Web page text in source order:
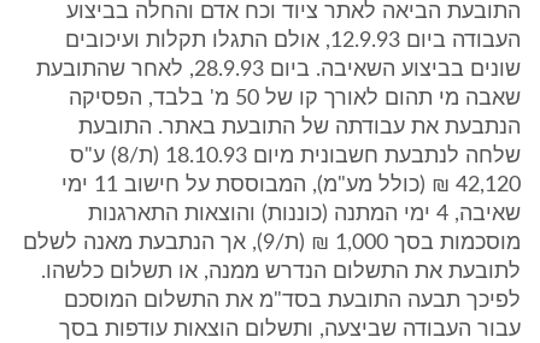
התובעת הביאה לאתר ציוד וכח אדם והחלה בביצוע
העבודה ביום 12.9.93, אולם התגלו תקלות ועיכובים
שונים בביצוע השאיבה. ביום 28.9.93, לאחר שהתובעת
שאבה מי תהום לאורך קו של 50 מ' בלבד, הפסיקה
הנתבעת את עבודתה של התובעת באתר. התובעת
שלחה לנתבעת חשבונית מיום 18.10.93 (ת/8) ע"ס
42,120 ₪ (כולל מע"מ), המבוססת על חישוב 11 ימי
שאיבה, 4 ימי המתנה (כוננות) והוצאות התארגנות
מוסכמות בסך 1,000 ₪ (ת/9), אך הנתבעת מאנה לשלם
לתובעת את התשלום הנדרש ממנה, או תשלום כלשהו.
לפיכך תבעה התובעת בסד"מ את התשלום המוסכם
עבור העבודה שביצעה, ותשלום הוצאות עודפות בסך